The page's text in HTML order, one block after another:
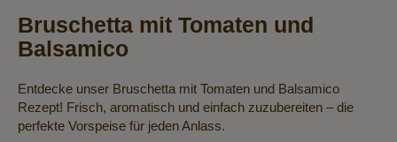
Bruschetta mit Tomaten und
Balsamico
Entdecke unser Bruschetta mit Tomaten und Balsamico
Rezept! Frisch, aromatisch und einfach zuzubereiten – die
perfekte Vorspeise für jeden Anlass.